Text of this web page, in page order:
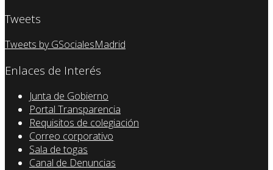
Tweets
Tweets by GSocialesMadrid
Enlaces de Interés
Junta de Gobierno
Portal Transparencia
Requisitos de colegiación
Correo corporativo
Sala de togas
Canal de Denuncias